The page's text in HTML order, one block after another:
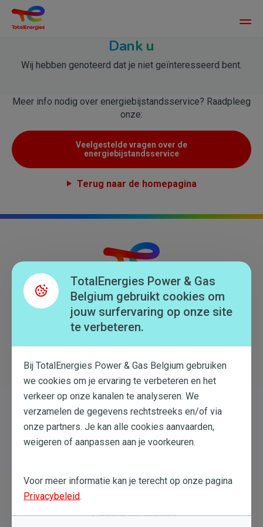
inhoud
gaan
Main
Dank u
Wij hebben genoteerd dat je niet geïnteresseerd bent.
Meer info nodig over energiebijstandsservice? Raadpleeg
onze:
Veelgestelde vragen over de
energiebijstandsservice
Terug naar de homepagina
Particulieren
Professioneel
Grote bedrijven
Menu
Top
(B2C)
Hulp & Contact Mijn Klantenzone
myComfort
myEssential
myDynamic
myDrive
Over TotalEnergies
Dit zijn wij
Nuttige documenten
TotalEnergies Power & Gas
Belgium gebruikt cookies om
jouw surfervaring op onze site
te verbeteren.
Bij TotalEnergies Power & Gas Belgium gebruiken
we cookies om je ervaring te verbeteren en het
verkeer op onze kanalen te analyseren. We
verzamelen de gegevens rechtstreeks en/of via
onze partners. Je kan alle cookies aanvaarden,
weigeren of aanpassen aan je voorkeuren.
Voor meer informatie kan je terecht op onze pagina
Privacybeleid.